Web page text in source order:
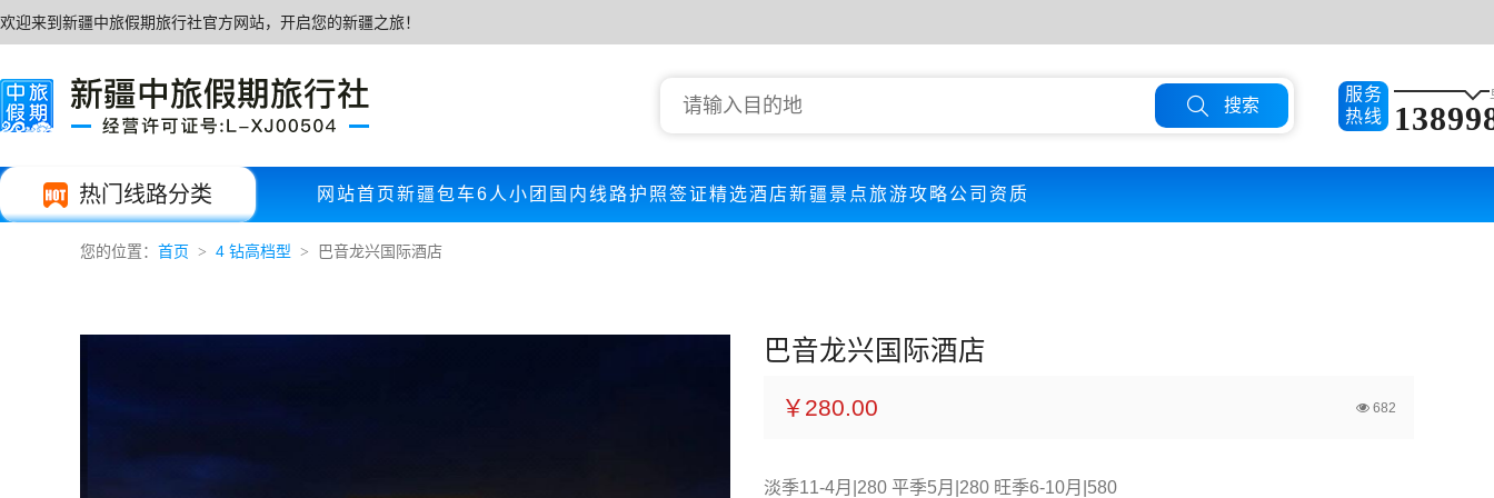
欢迎来到新疆中旅假期旅行社官方网站，开启您的新疆之旅！
 搜索
服务
热线
热门线路分类 网站首页新疆包车6人小团 国内线路护照签证精选酒店新疆景点旅游攻略公司资质
您的位置： 首页 4 钻高档型 巴音龙兴国际酒店
巴音龙兴国际酒店
￥280.00 682
淡季11-4月|280 平季5月|280 旺季6-10月|580